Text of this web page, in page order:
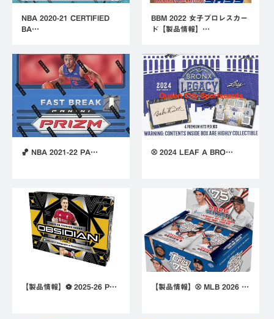
NBA 2020-21 CERTIFIED
BA…
BBM 2022 女子プロレスカー
ド【製品情報】…
🏀 NBA 2021-22 PA… ⚾ 2024 LEAF A BRO…
【製品情報】⚽ 2025-26 P… 【製品情報】⚾ MLB 2026 …